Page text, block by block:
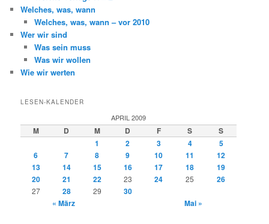
Welches, was, wann
Welches, was, wann – vor 2010
Wer wir sind
Was sein muss
Was wir wollen
Wie wir werten
LESEN-KALENDER
APRIL 2009
M D M D F S
S
1
2 3 4
5
6
7 8 9 10 11
12
13
14 15 16 17 18
19
20
21 22 23 24 25 26
27 28 29
30
« März
Mai »